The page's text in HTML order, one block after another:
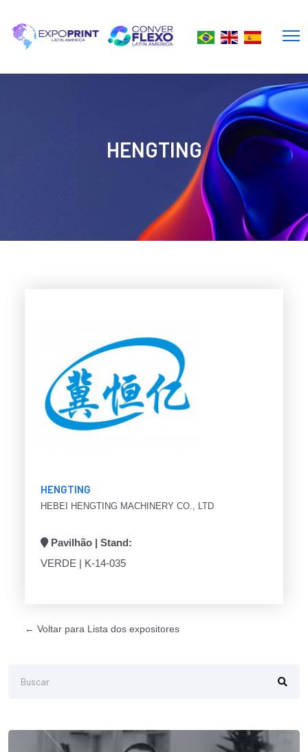
HENGTING
HENGTING
HEBEI HENGTING MACHINERY CO., LTD
Pavilhão | Stand:
VERDE | K-14-035
← Voltar para Lista dos expositores